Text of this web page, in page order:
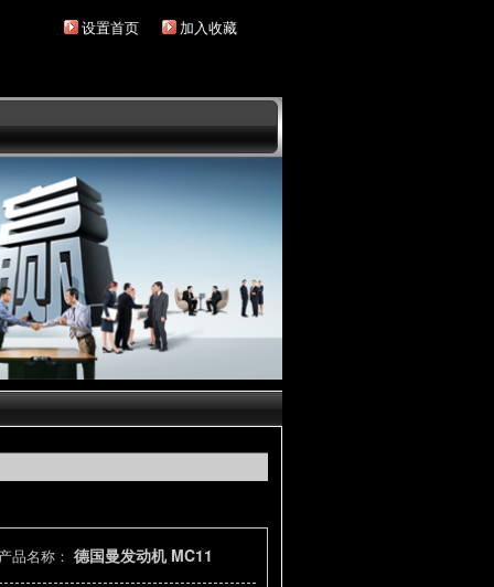
设置首页 加入收藏
产品名称： 德国曼发动机 MC11